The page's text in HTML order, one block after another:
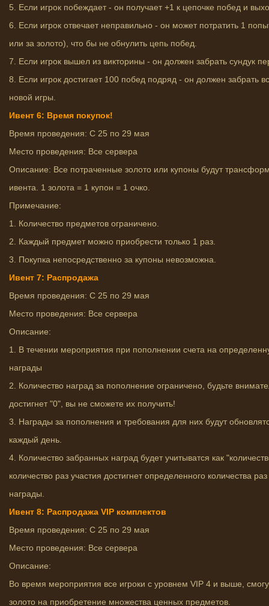
5. Если игрок побеждает - он получает +1 к цепочке побед и
6. Если игрок отвечает неправильно - он может потратить 1
или за золото), что бы не обнулить цепь побед.
7. Если игрок вышел из викторины - он должен забрать сундук
8. Если игрок достигает 100 побед подряд - он должен забрать
новой игры.
Ивент 6: Время покупок!
Время проведения: С 25 по 29 мая
Место проведения: Все сервера
Описание: Все потраченные золото или купоны будут
ивента. 1 золота = 1 купон = 1 очко.
Примечание:
1. Количество предметов ограничено.
2. Каждый предмет можно приобрести только 1 раз.
3. Покупка непосредственно за купоны невозможна.
Ивент 7: Распродажа
Время проведения: С 25 по 29 мая
Место проведения: Все сервера
Описание:
1. В течении мероприятия при пополнении счета на
награды
2. Количество наград за пополнение ограничено, будьте
достигнет "0", вы не сможете их получить!
3. Награды за пополнения и требования для них будут
каждый день.
4. Количество забранных наград будет учитыватся как
количество раз участия достигнет определенного количества
награды.
Ивент 8: Распродажа VIP комплектов
Время проведения: С 25 по 29 мая
Место проведения: Все сервера
Описание:
Во время мероприятия все игроки с уровнем VIP 4 и выше,
золото на приобретение множества ценных предметов.